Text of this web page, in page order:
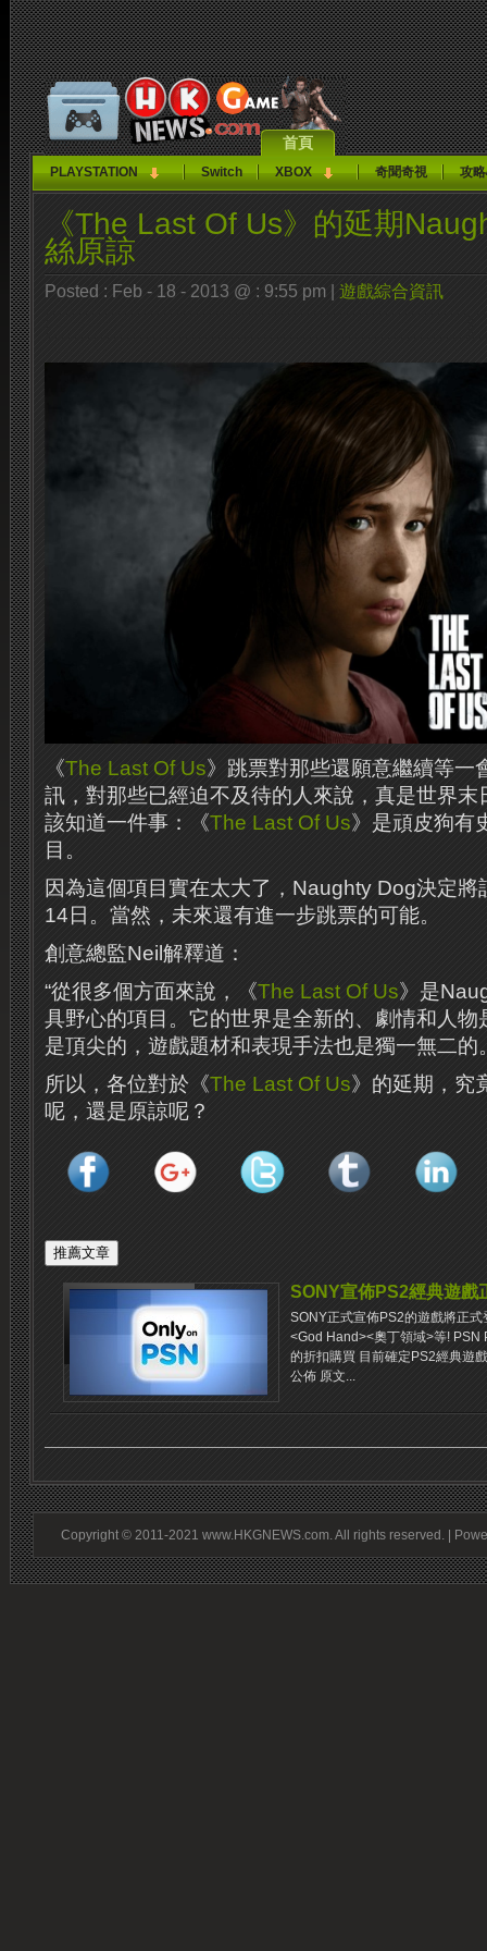
首頁
PLAYSTATION Switch XBOX 奇聞奇視 攻
《The Last Of Us》的延期
絲原諒
Posted : Feb - 18 - 2013 @ : 9:55 pm | 遊戲綜合資訊
《The Last Of Us》跳票對那些還願意繼續等一
訊，對那些已經迫不及待的人來說，真是世界末
該知道一件事：《The Last Of Us》是頑皮狗有
目。
因為這個項目實在太大了，Naughty Dog決定
14日。當然，未來還有進一步跳票的可能。
創意總監Neil解釋道：
“從很多個方面來說，《The Last Of Us》是
具野心的項目。它的世界是全新的、劇情和人物
是頂尖的，遊戲題材和表現手法也是獨一無二的
所以，各位對於《The Last Of Us》的延期，究
呢，還是原諒呢？
SONY宣佈PS2經典遊戲
SONY正式宣佈PS2的遊戲將正
<God Hand><奧丁領域>等!
的折扣購買 目前確定PS2經典遊
公佈 原文...
Copyright © 2011-2021 www.HKGNEWS.com. All rights reserved. |